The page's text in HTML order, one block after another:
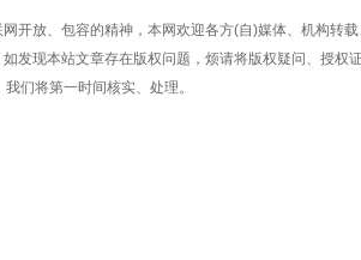
网开放、包容的精神，本网欢迎各方(自)媒体、机构转
发现本站文章存在版权问题，烦请将版权疑问、授权
我们将第一时间核实、处理。